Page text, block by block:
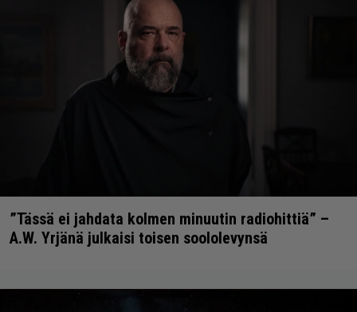
”Tässä ei jahdata kolmen minuutin radiohittiä” –
A.W. Yrjänä julkaisi toisen soololevynsä